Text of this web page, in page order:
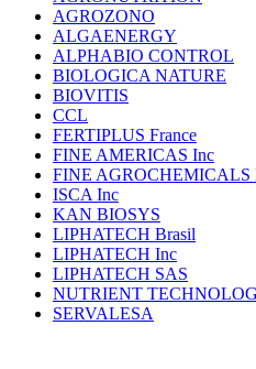
AGROZONO
ALGAENERGY
ALPHABIO CONTROL
BIOLOGICA NATURE
BIOVITIS
CCL
FERTIPLUS France
FINE AMERICAS Inc
FINE AGROCHEMICALS
ISCA Inc
KAN BIOSYS
LIPHATECH Brasil
LIPHATECH Inc
LIPHATECH SAS
NUTRIENT
SERVALESA